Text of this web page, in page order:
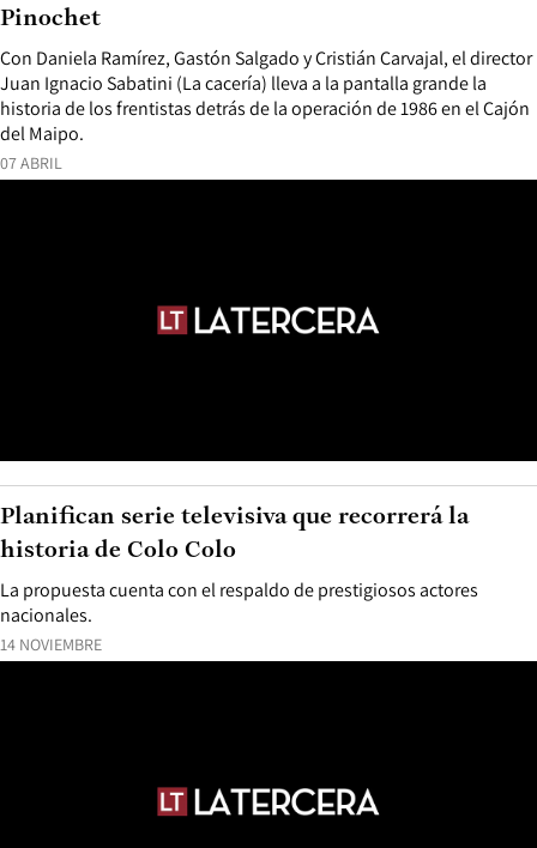
07 ABRIL
Con Daniela Ramírez, Gastón Salgado y Cristián Carvajal, el director
Juan Ignacio Sabatini (La cacería) lleva a la pantalla grande la
historia de los frentistas detrás de la operación de 1986 en el Cajón
del Maipo.
Pinochet
14 NOVIEMBRE
La propuesta cuenta con el respaldo de prestigiosos actores
nacionales.
Planifican serie televisiva que recorrerá la
historia de Colo Colo